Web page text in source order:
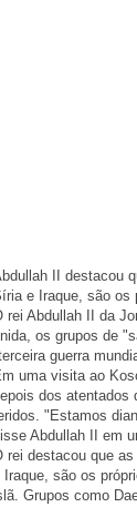
II destacou
e Iraque, são os
rei Abdullah II da
os grupos de
guerra
uma visita ao
dos atentados
"Estamos
Abdullah II em
rei destacou que
Iraque, são os
Grupos como